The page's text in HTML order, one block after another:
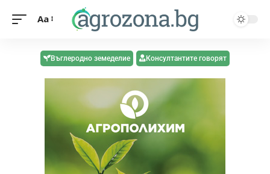
Aa
Въглеродно земеделие Консултантите говорят